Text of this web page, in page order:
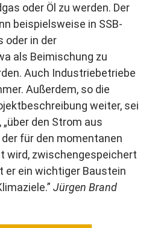
oder Öl zu werden. Der
beispielsweise in SSB-
oder in der
als Beimischung zu
Auch Industriebetriebe
Außerdem, so die
weiter, sei
den Strom aus
für den momentanen
wird, zwischengespeichert
er ein wichtiger Baustein
Jürgen Brand